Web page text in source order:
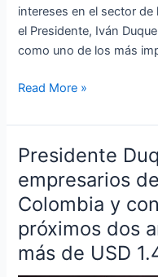
intereses en el sector
el Presidente, Iván
como uno de los más
Read More »
Presidente
empresarios
Colombia y
próximos dos
más de USD
Presidente
invita
a
empresarios
de